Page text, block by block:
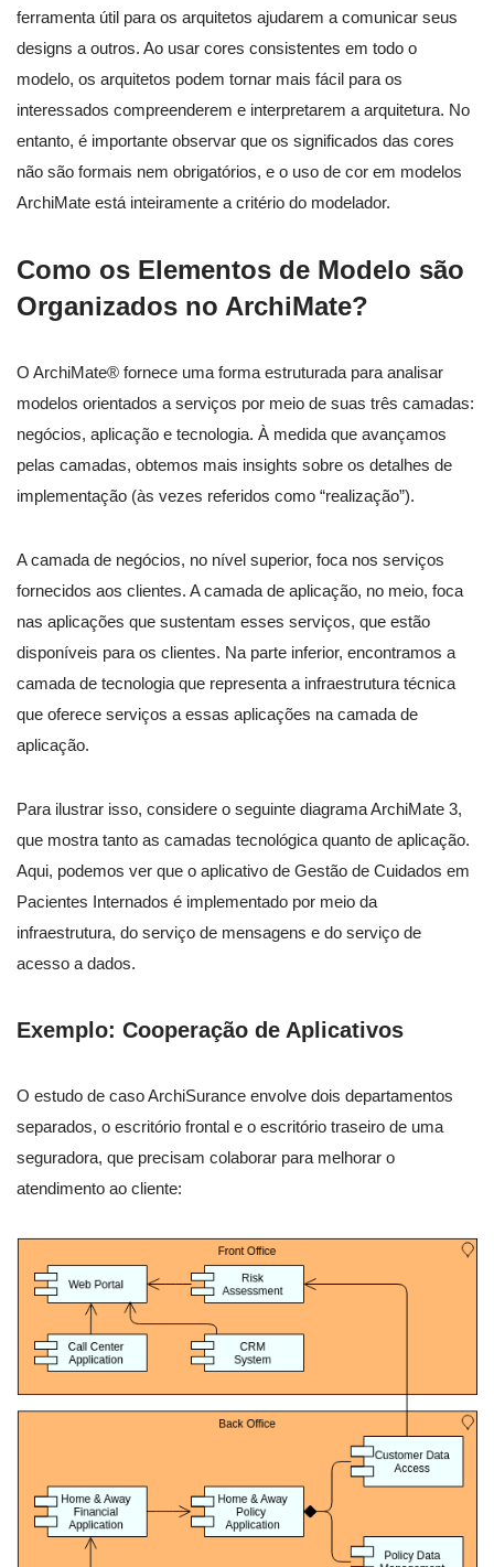
ferramenta útil para os arquitetos ajudarem a comunicar seus
designs a outros. Ao usar cores consistentes em todo o
modelo, os arquitetos podem tornar mais fácil para os
interessados compreenderem e interpretarem a arquitetura. No
entanto, é importante observar que os significados das cores
não são formais nem obrigatórios, e o uso de cor em modelos
ArchiMate está inteiramente a critério do modelador.
Como os Elementos de Modelo são
Organizados no ArchiMate?
O ArchiMate® fornece uma forma estruturada para analisar
modelos orientados a serviços por meio de suas três camadas:
negócios, aplicação e tecnologia. À medida que avançamos
pelas camadas, obtemos mais insights sobre os detalhes de
implementação (às vezes referidos como “realização”).
A camada de negócios, no nível superior, foca nos serviços
fornecidos aos clientes. A camada de aplicação, no meio, foca
nas aplicações que sustentam esses serviços, que estão
disponíveis para os clientes. Na parte inferior, encontramos a
camada de tecnologia que representa a infraestrutura técnica
que oferece serviços a essas aplicações na camada de
aplicação.
Para ilustrar isso, considere o seguinte diagrama ArchiMate 3,
que mostra tanto as camadas tecnológica quanto de aplicação.
Aqui, podemos ver que o aplicativo de Gestão de Cuidados em
Pacientes Internados é implementado por meio da
infraestrutura, do serviço de mensagens e do serviço de
acesso a dados.
Exemplo: Cooperação de Aplicativos
O estudo de caso ArchiSurance envolve dois departamentos
separados, o escritório frontal e o escritório traseiro de uma
seguradora, que precisam colaborar para melhorar o
atendimento ao cliente: